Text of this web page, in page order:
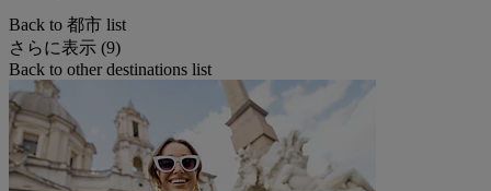
Back to 都市 list
さらに表示 (9)
Back to other destinations list